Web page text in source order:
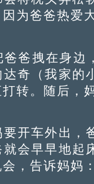
为爸爸热爱
拽在身边，
奇（我家的
转。随后，
车外出，
会早早地起
，告诉妈妈